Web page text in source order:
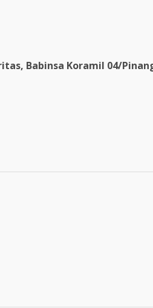
Babinsa Koramil 04/